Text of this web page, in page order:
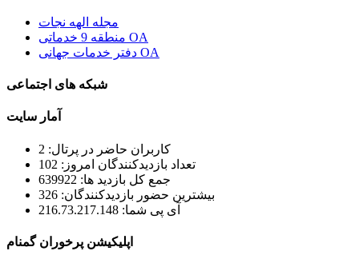
مجله الهه نجات
منطقه 9 خدماتی OA
دفتر خدمات جهانی OA
شبکه های اجتماعی
آمار سایت
کاربران حاضر در پرتال: 2
تعداد بازدیدکنندگان امروز: 102
جمع کل بازدید ها: 639922
بیشترین حضور بازدیدکنندگان: 326
آی پی شما: 216.73.217.148
اپلیکیشن پرخوران گمنام